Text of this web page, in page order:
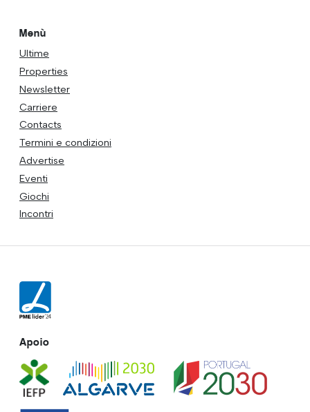
Menù
Ultime
Properties
Newsletter
Carriere
Contacts
Termini e condizioni
Advertise
Eventi
Giochi
Incontri
Apoio